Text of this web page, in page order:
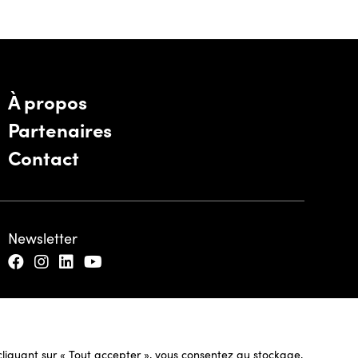
sur « Tout accepter », vous consentez au stockage,
À propos
Partenaires
Contact
Newsletter